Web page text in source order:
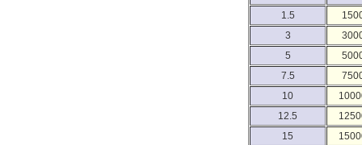
1.5
3
5
7.5
10
12.5
15